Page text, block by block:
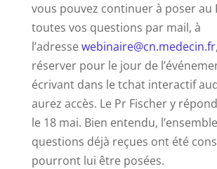
vous pouvez continuer à poser au
toutes vos questions par mail, à
l’adressewebinaire@cn.medecin.fr
réserver pour le jour de
écrivant dans le tchat interactif
aurez accès. Le Pr Fischer y
le 18 mai. Bien entendu,
questions déjà reçues ont été
pourront lui être posées.